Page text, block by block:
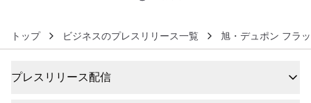
トップ ビジネスのプレスリリース一覧 旭・デュポン フラ
プレスリリース配信